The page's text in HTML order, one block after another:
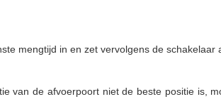
mengtijd in en zet vervolgens de schakelaar
van de afvoerpoort niet de beste positie is,